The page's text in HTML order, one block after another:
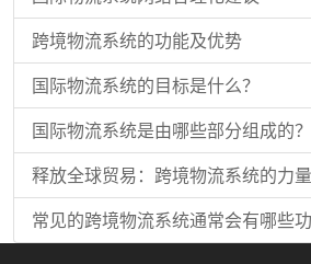
跨境物流系统的功能及优势
国际物流系统的目标是什么？
国际物流系统是由哪些部分组成的？
释放全球贸易：跨境物流系统的力量
常见的跨境物流系统通常会有哪些功